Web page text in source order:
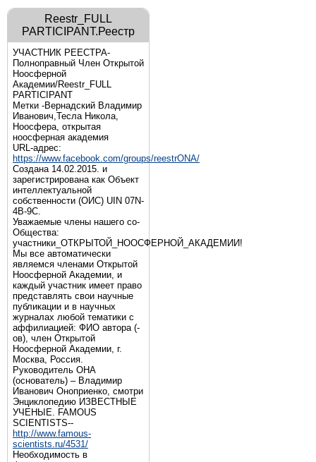
Reestr_FULL
PARTICIPANT.Реестр
УЧАСТНИК РЕЕСТРА-
Полноправный Член Открытой
Ноосферной
Академии/Reestr_FULL
PARTICIPANT
Метки -Вернадский Владимир
Иванович,Тесла Никола,
Ноосфера, открытая
ноосферная академия
URL-адрес:
https://www.facebook.com/groups/reestrONA/
Создана 14.02.2015. и
зарегистрирована как Объект
интеллектуальной
собственности (ОИС) UIN 07N-
4B-9C.
Уважаемые члены нашего со-
Общества:
участники_ОТКРЫТОЙ_НООСФЕРНОЙ_АКАДЕМИИ!
Мы все автоматически
являемся членами Открытой
Ноосферной Академии, и
каждый участник имеет право
представлять свои научные
публикации и в научных
журналах любой тематики с
аффилиацией: ФИО автора (-
ов), член Открытой
Ноосферной Академии, г.
Москва, Россия.
Руководитель ОНА
(основатель) – Владимир
Иванович Оноприенко, смотри
Энциклопедию ИЗВЕСТНЫЕ
УЧЕНЫЕ. FAMOUS
SCIENTISTS--
http://www.famous-
scientists.ru/4531/
Необходимость в